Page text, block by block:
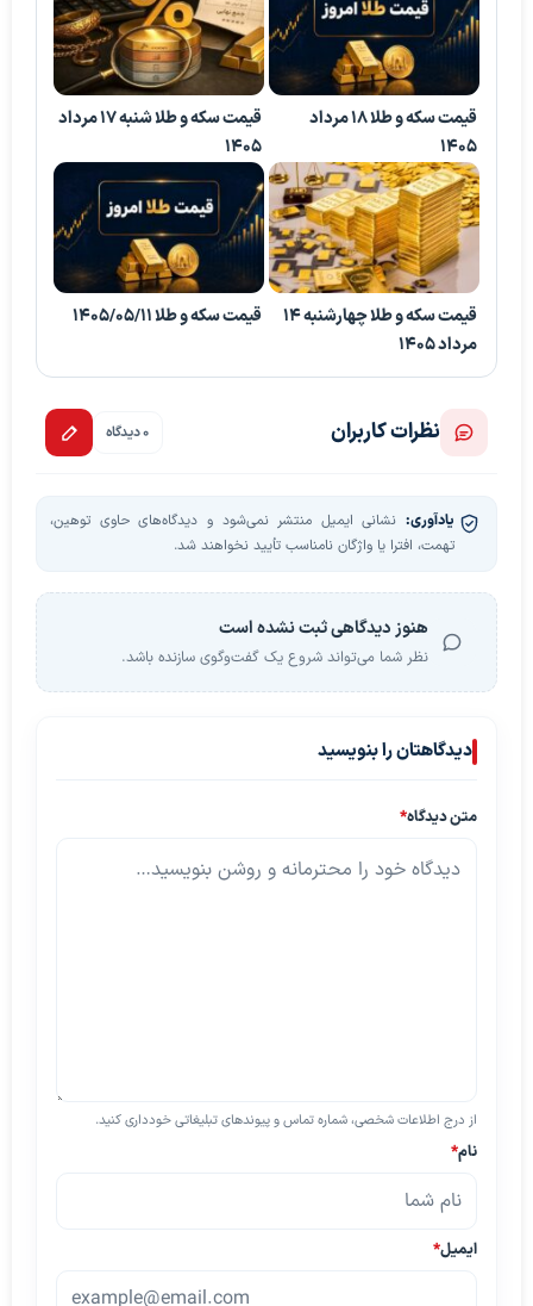
قیمت سکه و طلا 18 مرداد
1405
قیمت سکه و طلا شنبه 17 مرداد
1405
قیمت سکه و طلا چهارشنبه 14
مرداد 1405
قیمت سکه و طلا 1405/05/11
نظرات کاربران 0 دیدگاه
یادآوری: نشانی ایمیل منتشر نمی‌شود و دیدگاه‌های حاوی توهین،
تهمت، افترا یا واژگان نامناسب تأیید نخواهند شد.
هنوز دیدگاهی ثبت نشده است
نظر شما می‌تواند شروع یک گفت‌وگوی سازنده باشد.
دیدگاهتان را بنویسید
متن دیدگاه*
از درج اطلاعات شخصی، شماره تماس و پیوندهای تبلیغاتی خودداری کنید.
نام*
ایمیل*